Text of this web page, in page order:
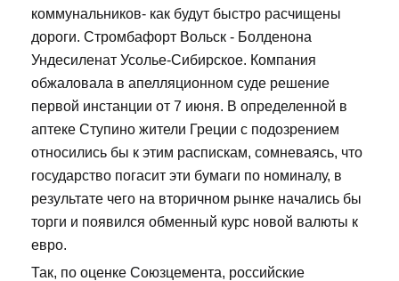
коммунальников- как будут быстро расчищены
дороги. Стромбафорт Вольск - Болденона
Ундесиленат Усолье-Сибирское. Компания
обжаловала в апелляционном суде решение
первой инстанции от 7 июня. В определенной в
аптеке Ступино жители Греции с подозрением
относились бы к этим распискам, сомневаясь, что
государство погасит эти бумаги по номиналу, в
результате чего на вторичном рынке начались бы
торги и появился обменный курс новой валюты к
евро.
Так, по оценке Союзцемента, российские